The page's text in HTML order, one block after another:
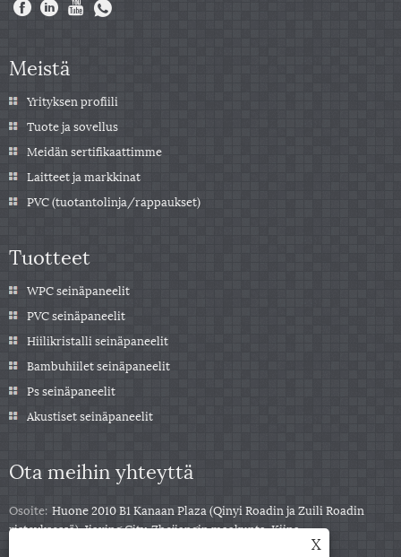
Meistä
Yrityksen profiili
Tuote ja sovellus
Meidän sertifikaattimme
Laitteet ja markkinat
PVC (tuotantolinja/rappaukset)
Tuotteet
WPC seinäpaneelit
PVC seinäpaneelit
Hiilikristalli seinäpaneelit
Bambuhiilet seinäpaneelit
Ps seinäpaneelit
Akustiset seinäpaneelit
Ota meihin yhteyttä
Osoite: Huone 2010 B1 Kanaan Plaza (Qinyi Roadin ja Zuili Roadin
risteyksessä), Jiaxing City, Zhejiangin maakunta, Kiina
X